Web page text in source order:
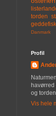
torden
Danmark
Profil
havørred
og
Vis hele